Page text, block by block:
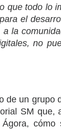
que todo lo
el
la
no
un grupo
SM